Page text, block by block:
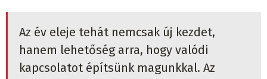
Az év eleje tehát nemcsak új kezdet,
hanem lehetőség arra, hogy valódi
kapcsolatot építsünk magunkkal. Az